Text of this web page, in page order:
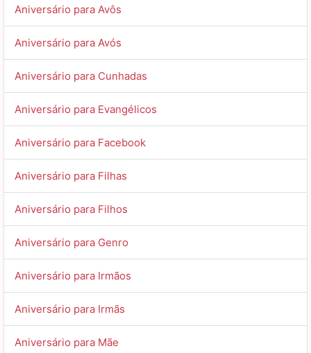
Aniversário para Avôs
Aniversário para Avós
Aniversário para Cunhadas
Aniversário para Evangélicos
Aniversário para Facebook
Aniversário para Filhas
Aniversário para Filhos
Aniversário para Genro
Aniversário para Irmãos
Aniversário para Irmãs
Aniversário para Mãe